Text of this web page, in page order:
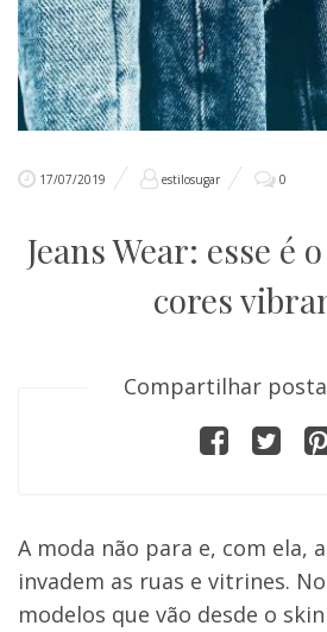
17/07/2019 estilosugar 0
Jeans Wear: esse é
cores
Compartilhar
A moda não para e, com ela,
invadem as ruas e vitrines. No
modelos que vão desde o